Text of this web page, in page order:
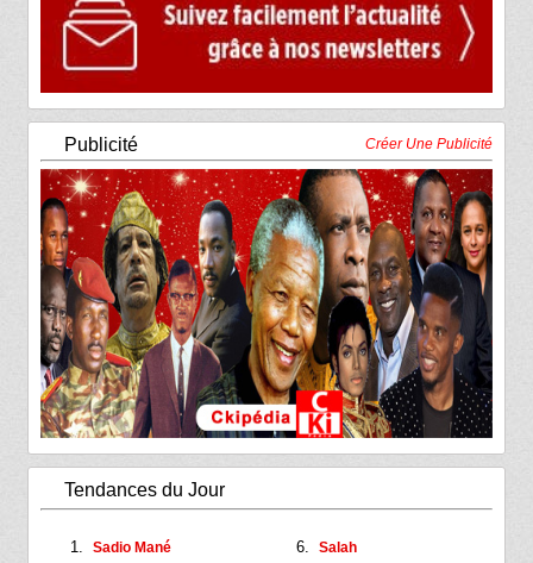
Publicité Créer Une Publicité
Tendances du Jour
Sadio Mané
Salah